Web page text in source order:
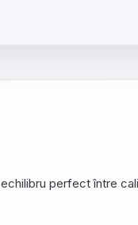
perfect între